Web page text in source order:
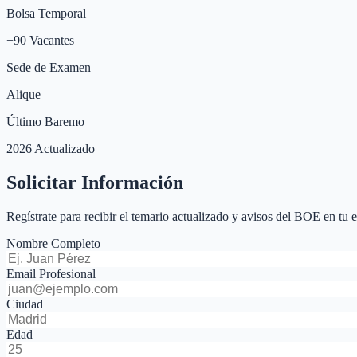
Bolsa Temporal
+90 Vacantes
Sede de Examen
Alique
Último Baremo
2026 Actualizado
Solicitar Información
Regístrate para recibir el temario actualizado y avisos del BOE en tu
Nombre Completo
Email Profesional
Ciudad
Edad